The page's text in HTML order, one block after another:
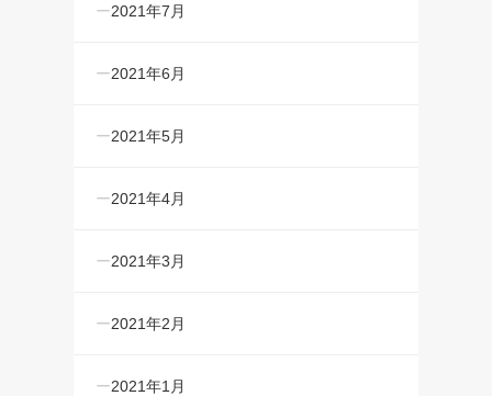
2021年7月
2021年6月
2021年5月
2021年4月
2021年3月
2021年2月
2021年1月